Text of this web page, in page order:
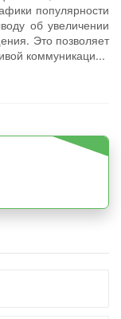
популярности
об увеличении
Это позволяет
коммуникаци...